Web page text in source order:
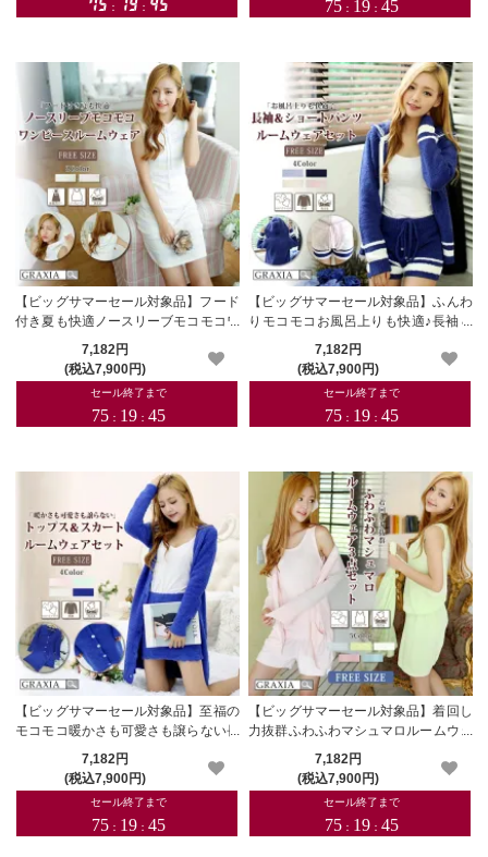
【ビッグサマーセール対象品】フード
付き夏も快適ノースリーブモコモコワ
ンピースルームウェア(ROOMWEAR)
【メーカーお取り寄せ品】
7,182円
(税込7,900円)
【ビッグサマーセール対象品】ふんわ
りモコモコお風呂上りも快適♪長袖＆
ショートパンツルームウェアセット(R
OOMWEAR)【メーカーお取り寄せ
品】
7,182円
(税込7,900円)
【ビッグサマーセール対象品】至福の
モコモコ暖かさも可愛さも譲らない長
袖トップス＆スカート上下セット(RO
OMWEAR)【メーカーお取り寄せ品】
7,182円
(税込7,900円)
【ビッグサマーセール対象品】着回し
力抜群ふわふわマシュマロルームウェ
ア3点セット(ROOMWEAR)【メーカ
ーお取り寄せ品】
7,182円
(税込7,900円)